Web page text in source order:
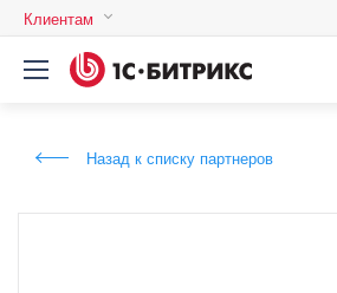
Клиентам
Авторизация
Назад к списку партнеров